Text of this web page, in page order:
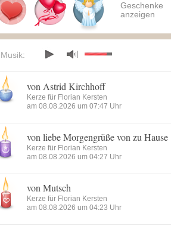
Geschenke
anzeigen
Musik:
von Astrid Kirchhoff
Kerze für Florian Kersten
am 08.08.2026 um 07:47 Uhr
von liebe Morgengrüße von zu Hause
Kerze für Florian Kersten
am 08.08.2026 um 04:27 Uhr
von Mutsch
Kerze für Florian Kersten
am 08.08.2026 um 04:23 Uhr